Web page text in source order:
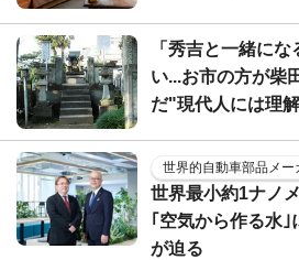
「秀吉と一緒に
い...お市の方が柴
だ"現代人には理
世界的自動車部品メー
世界最小約1ナノ
｢空気から作る水
が迫る